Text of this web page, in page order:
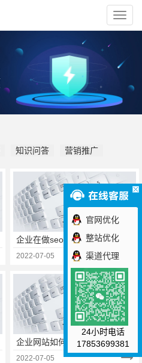
淘
度
传
知识问答 营销推广
企业在做seo优化时，除了站内
外优化细节还应注意什么？
2022-07-05
企业网站如何更新内容，优化
推广？
2022-07-05
官网优化
整站优化
渠道代理
24小时电话
17853699381